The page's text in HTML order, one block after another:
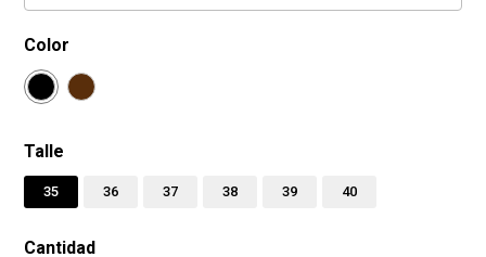
Color
Talle
35 36 37 38 39 40
Cantidad